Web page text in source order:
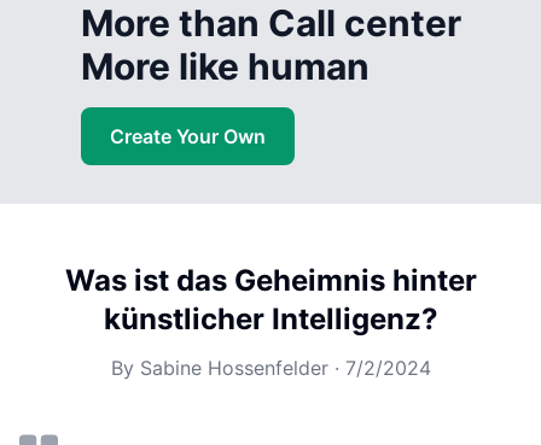
More than Call center
More like human
Create Your Own
Was ist das Geheimnis hinter
künstlicher Intelligenz?
By Sabine Hossenfelder· 7/2/2024